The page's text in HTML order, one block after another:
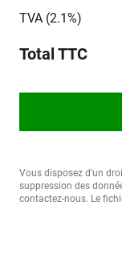
TVA (2.1%)
Total TTC
Vous disposez d'un
suppression des
contactez-nous. Le